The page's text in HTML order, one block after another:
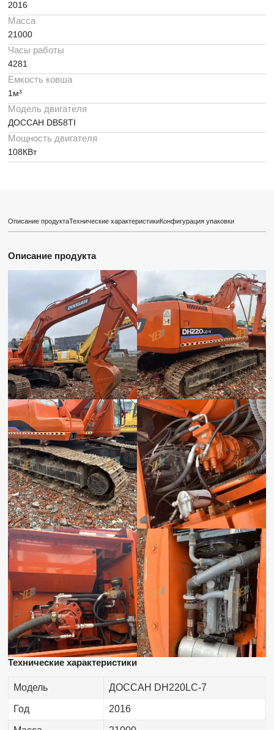
2016
Масса
21000
Часы работы
4281
Емкость ковша
1м³
Модель двигателя
ДОССАН DB58TI
Мощность двигателя
108КВт
Описание продуктаТехнические характеристикиКонфигурация упаковки
Описание продукта
Технические характеристики
Модель ДОССАН DH220LC-7
Год 2016